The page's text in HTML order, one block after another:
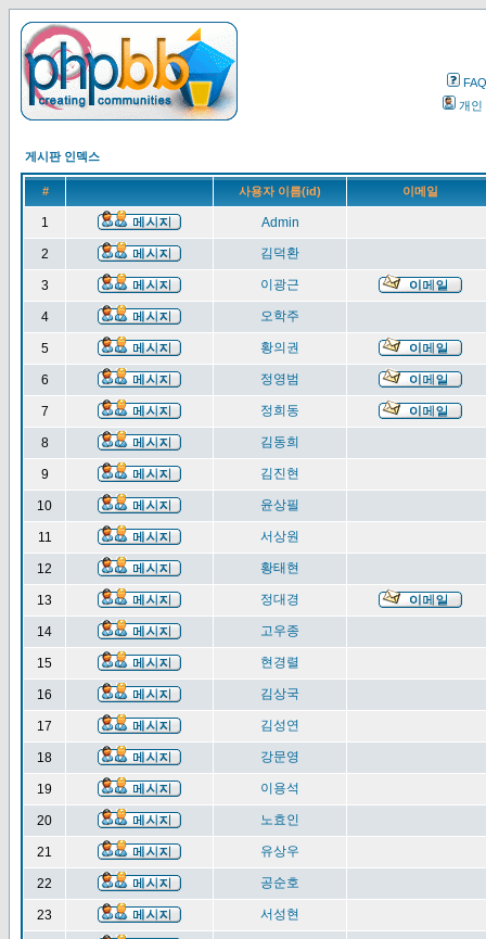
FAQ
개인
게시판 인덱스
# 사용자 이름(id) 이메일
1 Admin
2 김덕환
3 이광근
4 오학주
5 황의권
6 정영범
7 정희동
8 김동희
9 김진현
10 윤상필
11 서상원
12 황태현
13 정대경
14 고우종
15 현경렬
16 김상국
17 김성연
18 강문영
19 이용석
20 노효인
21 유상우
22 공순호
23 서성현